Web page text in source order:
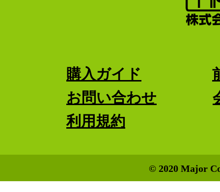
購入ガイド
お問い合わせ
利用規約
© 2020 Major